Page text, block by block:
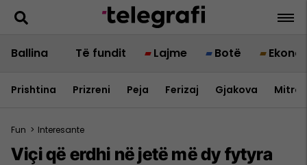
Ballina Të fundit Lajme Botë
Prishtina Prizreni Peja Ferizaj Gjakova
Fun > Interesante
Viçi që erdhi në jetë më dy fytyra